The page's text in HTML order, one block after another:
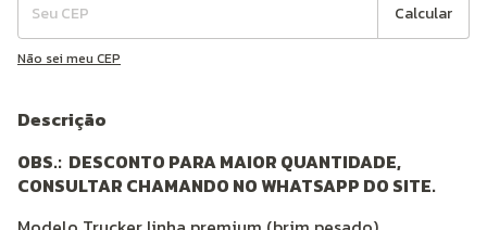
Calcular
Não sei meu CEP
Descrição
OBS.: DESCONTO PARA MAIOR QUANTIDADE,
CONSULTAR CHAMANDO NO WHATSAPP DO SITE.